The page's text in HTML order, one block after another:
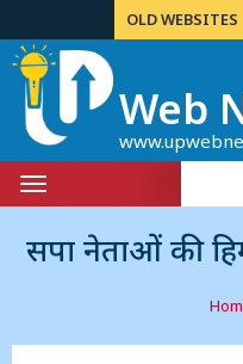
OLD WEBSITES
Web
Toggle
navigation
सपा नेताओं की